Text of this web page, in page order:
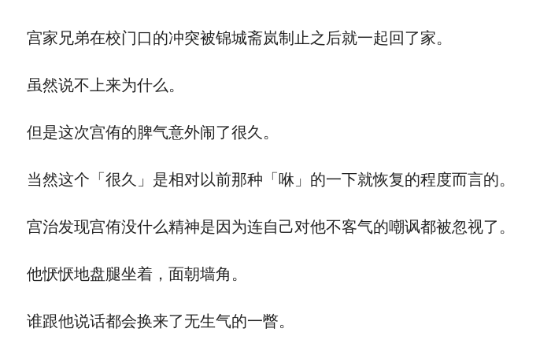
宫家兄弟在校门口的冲突被锦城斋岚制止之后就一起回了家。
虽然说不上来为什么。
但是这次宫侑的脾气意外闹了很久。
当然这个「很久」是相对以前那种「咻」的一下就恢复的程度而言的。
宫治发现宫侑没什么精神是因为连自己对他不客气的嘲讽都被忽视了。
他恹恹地盘腿坐着，面朝墙角。
谁跟他说话都会换来了无生气的一瞥。